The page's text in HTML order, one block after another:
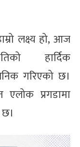
लक्ष्य हो, आज
हार्दिक
गरिएको छ।
एलोक प्रगडामा